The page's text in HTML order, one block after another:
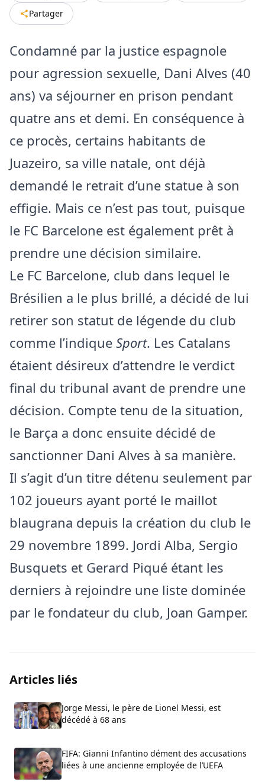
Partager
Condamné par la justice espagnole
pour agression sexuelle, Dani Alves (40
ans) va séjourner en prison pendant
quatre ans et demi. En conséquence à
ce procès, certains habitants de
Juazeiro, sa ville natale, ont déjà
demandé le retrait d’une statue à son
effigie. Mais ce n’est pas tout, puisque
le FC Barcelone est également prêt à
prendre une décision similaire.
Le FC Barcelone, club dans lequel le
Brésilien a le plus brillé, a décidé de lui
retirer son statut de légende du club
comme l’indique Sport. Les Catalans
étaient désireux d’attendre le verdict
final du tribunal avant de prendre une
décision. Compte tenu de la situation,
le Barça a donc ensuite décidé de
sanctionner Dani Alves à sa manière.
Il s’agit d’un titre détenu seulement par
102 joueurs ayant porté le maillot
blaugrana depuis la création du club le
29 novembre 1899. Jordi Alba, Sergio
Busquets et Gerard Piqué étant les
derniers à rejoindre une liste dominée
par le fondateur du club, Joan Gamper.
Articles liés
Jorge Messi, le père de Lionel Messi, est
décédé à 68 ans
FIFA: Gianni Infantino dément des accusations
liées à une ancienne employée de l’UEFA